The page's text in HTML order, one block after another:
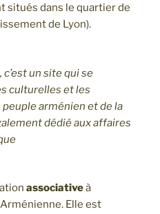
situés dans le quartier de
de Lyon).
un site qui se
culturelles et les
arménien et de la
dédié aux affaires
associativeà
Elle est